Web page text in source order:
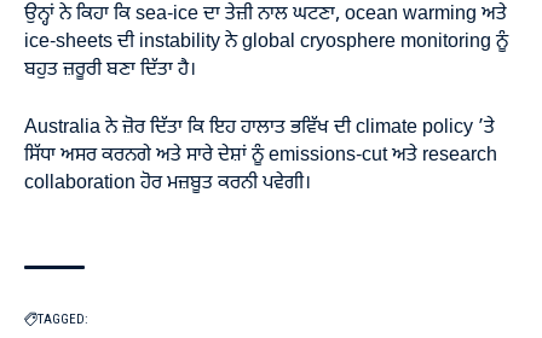
ਉਨ੍ਹਾਂ ਨੇ ਕਿਹਾ ਕਿ sea-ice ਦਾ ਤੇਜ਼ੀ ਨਾਲ ਘਟਣਾ, ocean warming ਅਤੇ
ice-sheets ਦੀ instability ਨੇ global cryosphere monitoring ਨੂੰ
ਬਹੁਤ ਜ਼ਰੂਰੀ ਬਣਾ ਦਿੱਤਾ ਹੈ।
Australia ਨੇ ਜ਼ੋਰ ਦਿੱਤਾ ਕਿ ਇਹ ਹਾਲਾਤ ਭਵਿੱਖ ਦੀ climate policy ’ਤੇ
ਸਿੱਧਾ ਅਸਰ ਕਰਨਗੇ ਅਤੇ ਸਾਰੇ ਦੇਸ਼ਾਂ ਨੂੰ emissions-cut ਅਤੇ research
collaboration ਹੋਰ ਮਜ਼ਬੂਤ ਕਰਨੀ ਪਵੇਗੀ।
TAGGED: